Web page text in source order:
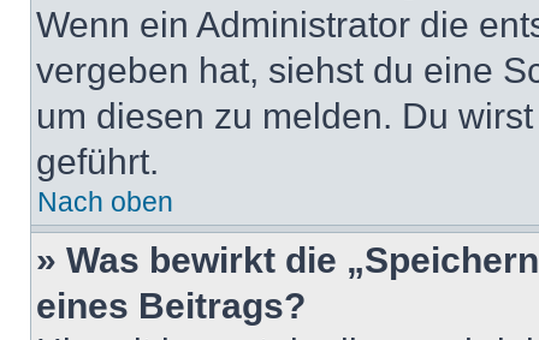
Wenn ein Administrator die
vergeben hat, siehst du eine
um diesen zu melden. Du
geführt.
Nach oben
» Was bewirkt die
eines Beitrags?